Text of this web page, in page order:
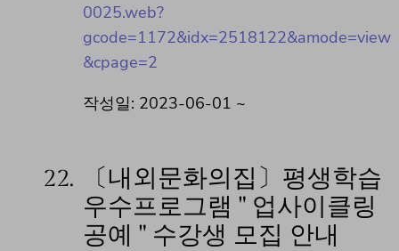
0025.web?
gcode=1172&idx=2518122&amode=view
&cpage=2
작성일: 2023-06-01 ~
22.
〔내외문화의집〕평생학습
우수프로그램 " 업사이클링
공예 " 수강생 모집 안내